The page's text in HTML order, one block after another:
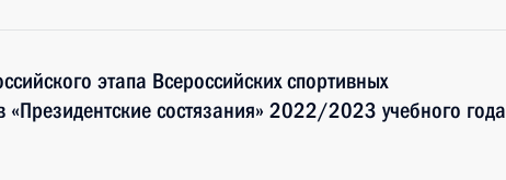
этапа Всероссийских спортивных
состязания» 2022/2023 учебного года